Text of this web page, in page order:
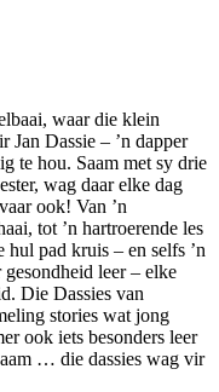
waar die klein
Jan Dassie – ’n dapper
te hou. Saam met sy drie
wag daar elke dag
ook! Van ’n
tot ’n hartroerende les
hul pad kruis – en selfs ’n
leer – elke
Die Dassies van
stories wat jong
ook iets besonders leer
… die dassies wag vir